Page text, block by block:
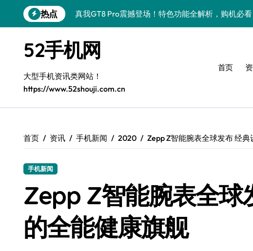
到
热点
真我GT8 Pro震撼登场！特色功能全解析，购机必看
OPPO Find X9 Pro深度揭秘：亮点全解析+超实用技
vivo S50 Pro mini小屏旗舰来袭，精巧机身藏大能
REDMI K90深度揭秘：超强配置亮点，速来围观！
三星W26震撼来袭！速览资讯，畅享前沿智能科技
华为nova 15 Ultra新功能解锁，限时优惠速来抢！
荣耀WIN资讯秒掌握，手机管家助你快人一步领风
52手机网
大型手机资讯类网站！
https://www.52shouji.com.cn
首页
首页 资讯 手机新闻 2020 Zepp Z智能腕表全球发布 经
手机新闻
Zepp Z智能腕表全球
的全能健康旗舰